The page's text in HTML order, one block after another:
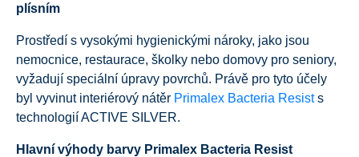
plísním
Prostředí s vysokými hygienickými nároky, jako jsou
nemocnice, restaurace, školky nebo domovy pro seniory,
vyžadují speciální úpravy povrchů. Právě pro tyto účely
byl vyvinut interiérový nátěr Primalex Bacteria Resists
technologií ACTIVE SILVER.
Hlavní výhody barvy Primalex Bacteria Resist